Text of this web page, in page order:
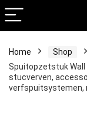
Home Shop
Spuitopzetstuk
stucverven,
verfspuitsystemen,